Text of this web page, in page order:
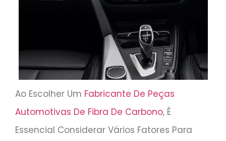
Ao Escolher Um Fabricante De Peças
Automotivas De Fibra De Carbono, É
Essencial Considerar Vários Fatores Para